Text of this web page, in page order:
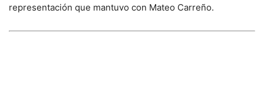
representación que mantuvo con Mateo Carreño.